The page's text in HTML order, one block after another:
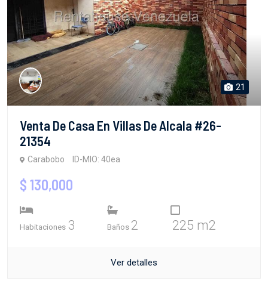
21
Venta De Casa En Villas De Alcala #26-
21354
Carabobo ID-MIO: 40ea
$ 130,000
Habitaciones 3 Baños 2 225 m2
Ver detalles